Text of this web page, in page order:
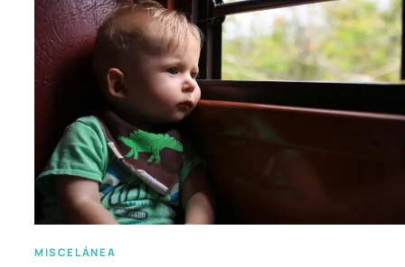
MISCELÁNEA